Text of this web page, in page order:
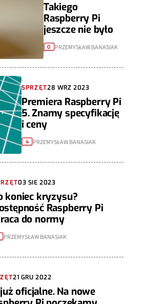
Takiego
Raspberry Pi
jeszcze nie było
0 PRZEMYSŁAW BANASIAK
SPRZĘT28 WRZ 2023
Premiera Raspberry Pi
5. Znamy specyfikację
i ceny
4 PRZEMYSŁAW BANASIAK
03 SIE 2023
koniec kryzysu?
Raspberry Pi
do normy
PRZEMYSŁAW BANASIAK
21 GRU 2022
oficjalne. Na nowe